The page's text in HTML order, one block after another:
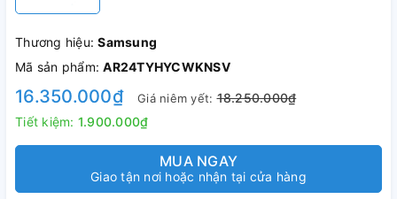
Thương hiệu:Samsung
Mã sản phẩm:AR24TYHYCWKNSV
16.350.000₫ Giá niêm yết:18.250.000₫
Tiết kiệm: 1.900.000₫
MUA NGAY
Giao tận nơi hoặc nhận tại cửa hàng